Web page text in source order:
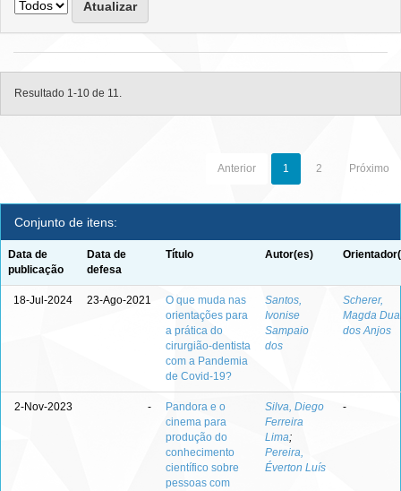
Resultado 1-10 de 11.
Anterior 1 2 Próximo
Conjunto de itens:
Data de
publicação
Data de
defesa
Título Autor(es)
18-Jul-2024 23-Ago-2021
O que muda nas
orientações para
a prática do
cirurgião-dentista
com a Pandemia
de Covid-19?
Santos,
Ivonise
Sampaio
dos
Scherer,
Magda
dos Anjos
2-Nov-2023 -
Pandora e o
cinema para
produção do
conhecimento
científico sobre
pessoas com
Silva, Diego
Ferreira
Lima;
Pereira,
Éverton Luís
-